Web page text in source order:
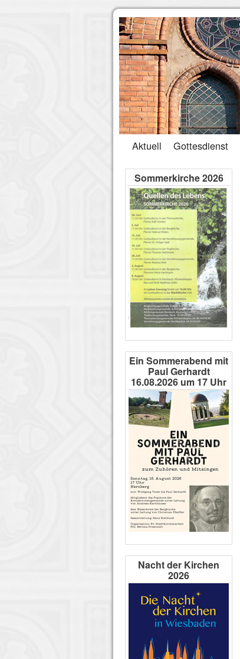
Aktuell Gottesdienst
Sommerkirche 2026
Ein Sommerabend mit
Paul Gerhardt
16.08.2026 um 17 Uhr
Nacht der Kirchen
2026